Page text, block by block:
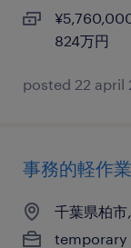
824万円
posted 22 april
事務的軽作業
千葉県柏市
temporary